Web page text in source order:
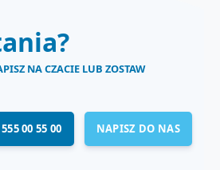
NA CZACIE LUB ZOSTAW
555 00 55 00 NAPISZ DO NAS